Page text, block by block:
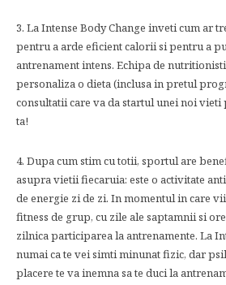
3. La Intense Body Change inveti cum ar
pentru a arde eficient calorii si pentru a
antrenament intens. Echipa de
personaliza o dieta (inclusa in pretul
consultatii care va da startul unei noi
ta!
4. Dupa cum stim cu totii, sportul are
asupra vietii fiecaruia: este o activitate
de energie zi de zi. In momentul in care
fitness de grup, cu zile ale saptamnii si
zilnica participarea la antrenamente. La
numai ca te vei simti minunat fizic, dar
placere te va inemna sa te duci la